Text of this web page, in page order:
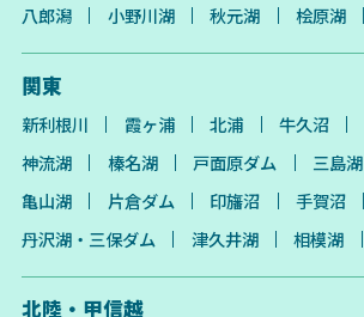
八郎潟 小野川湖 秋元湖 桧原湖
関東
新利根川 霞ヶ浦 北浦 牛久沼
神流湖
榛名湖 戸面原ダム 三島湖
亀山湖
片倉ダム 印旛沼
手賀沼
丹沢湖・三保ダム
津久井湖 相模湖
北陸・甲信越